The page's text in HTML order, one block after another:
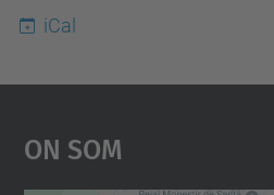
e
t
iCal
On Som